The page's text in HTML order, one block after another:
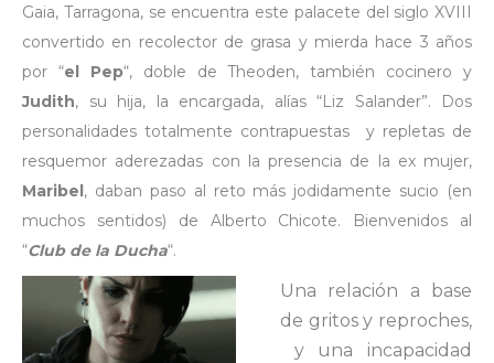
Gaia, Tarragona, se encuentra este palacete del siglo XVIII
convertido en recolector de grasa y mierda hace 3 años
por “el Pep“, doble de Theoden, también cocinero y
Judith, su hija, la encargada, alías “Liz Salander”. Dos
personalidades totalmente contrapuestas y repletas de
resquemor aderezadas con la presencia de la ex mujer,
Maribel, daban paso al reto más jodidamente sucio (en
muchos sentidos) de Alberto Chicote. Bienvenidos al
“Club de la Ducha“.
Una relación a base
de gritos y reproches,
y una incapacidad